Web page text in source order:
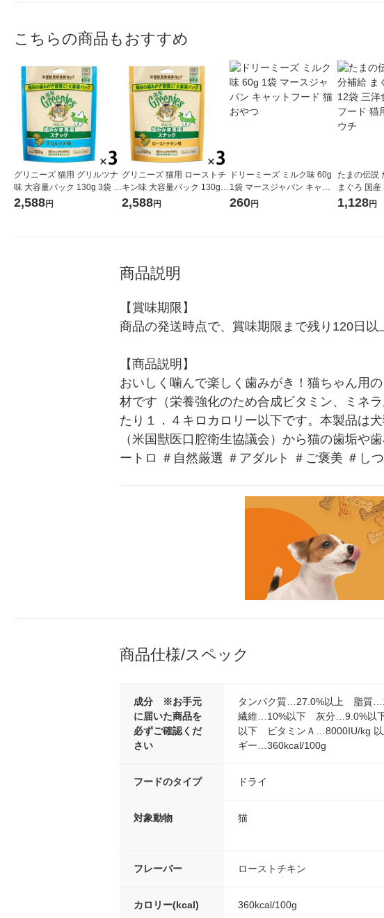
こちらの商品もおすすめ
グリニーズ 猫用 グリルツナ
味 大容量パック 130g 3袋 キ
ャットフード おやつ オーラ
2,588円
グリニーズ 猫用 ローストチ
キン味 大容量パック 130g 3
袋 キャットフード おやつ オ
2,588円
ドリーミーズ ミルク味 60g
1袋 マースジャパン キャッ
トフード 猫 おやつ
260円
たまの伝説
まぐろ 国
品 キャット
1,128円
商品説明
【賞味期限】
商品の発送時点で、賞味期限まで残り120日以
【商品説明】
おいしく噛んで楽しく歯みがき！猫ちゃん用
材です（栄養強化のため合成ビタミン、ミネ
たり１．４キロカロリー以下です。本製品は
（米国獣医口腔衛生協議会）から猫の歯垢や
ートロ ＃自然厳選 ＃アダルト ＃ご褒美 ＃し
商品仕様/スペック
成分 ※お手元
に届いた商品を
必ずご確認くだ
さい
タンパク質…27.0%以上 脂質
繊維…10%以下 灰分…9.0%以
以下 ビタミンＡ…8000IU/kg
ギー…360kcal/100g
フードのタイプ ドライ
対象動物 猫
フレーバー ローストチキン
カロリー(kcal) 360kcal/100g